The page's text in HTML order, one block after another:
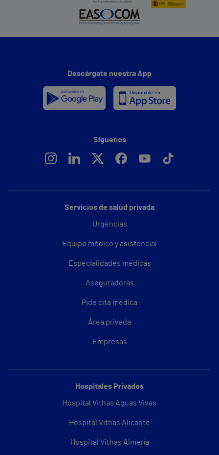
Servicios de salud privada
Urgencias
Equipo médico y asistencial
Especialidades médicas
Aseguradoras
Pide cita médica
Área privada
Empresas
Hospitales Privados
Hospital Vithas Aguas Vivas
Hospital Vithas Alicante
Hospital Vithas Almería
Descárgate nuestra App
Síguenos